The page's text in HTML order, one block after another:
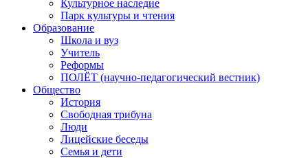
Культурное наследие
Парк культуры и чтения
Образование
Школа и вуз
Учитель
Реформы
ПОЛЁТ (научно-педагогический вестник)
Общество
История
Свободная трибуна
Люди
Лицейские беседы
Семья и дети